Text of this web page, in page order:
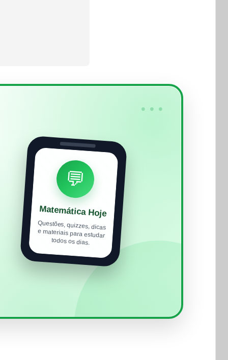
•••
💬
Matemática Hoje
Questões, quizzes, dicas
e materiais para estudar
todos os dias.